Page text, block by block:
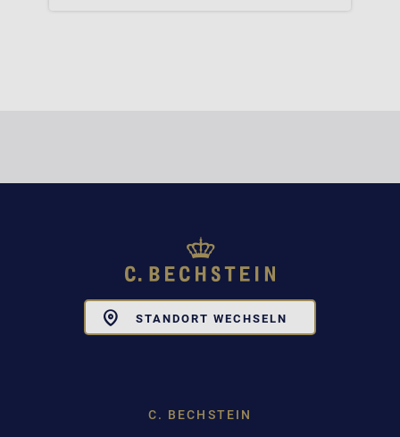
STANDORT WECHSELN
C. BECHSTEIN